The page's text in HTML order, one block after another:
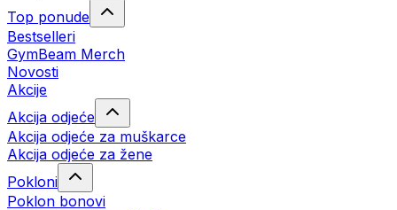
Top ponude
Bestselleri
GymBeam Merch
Novosti
Akcije
Akcija odjeće
Akcija odjeće za muškarce
Akcija odjeće za žene
Pokloni
Poklon bonovi